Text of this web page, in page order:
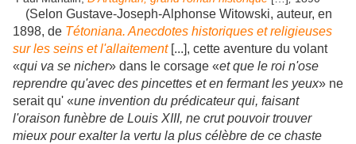
(Selon Gustave-Joseph-Alphonse Witowski, auteur, en
1898, de Tétoniana. Anecdotes historiques et religieuses
sur les seins et l'allaitement [...], cette aventure du volant
«qui va se nicher» dans le corsage «et que le roi n'ose
reprendre qu'avec des pincettes et en fermant les yeux» ne
serait qu' «une invention du prédicateur qui, faisant
l'oraison funèbre de Louis XIII, ne crut pouvoir trouver
mieux pour exalter la vertu la plus célèbre de ce chaste